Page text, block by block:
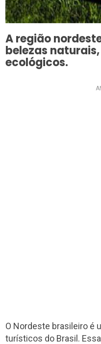
A região
belezas
ecológicos.
O Nordeste brasileiro é
turísticos do Brasil.